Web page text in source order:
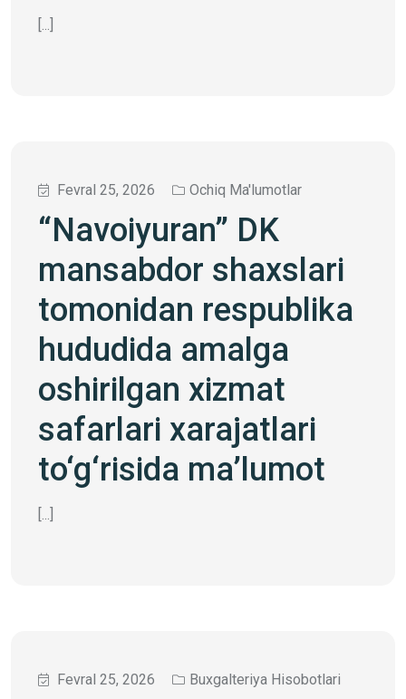
[...]
Fevral 25, 2026 Ochiq Ma'lumotlar
“Navoiyuran” DK
mansabdor shaxslari
tomonidan respublika
hududida amalga
oshirilgan xizmat
safarlari xarajatlari
to‘g‘risida ma’lumot
[...]
Fevral 25, 2026 Buxgalteriya Hisobotlari